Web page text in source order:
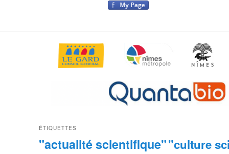
ÉTIQUETTES
"actualité scientifique""culture